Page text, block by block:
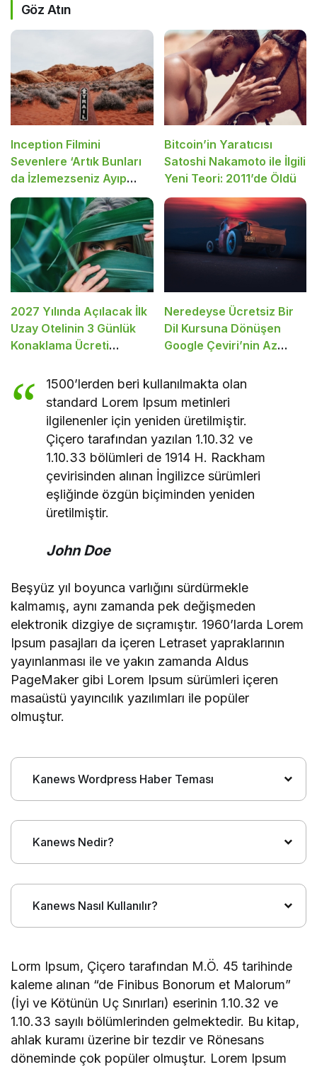
Göz Atın
Inception Filmini
Sevenlere ‘Artık Bunları
da İzlemezseniz Ayıp
Olur’ Dediğimiz 10 Film
Tavsiyesi
Bitcoin’in Yaratıcısı
Satoshi Nakamoto ile İlgili
Yeni Teori: 2011’de Öldü
2027 Yılında Açılacak İlk
Uzay Otelinin 3 Günlük
Konaklama Ücreti
Neredeyse Ücretsiz Bir
Dil Kursuna Dönüşen
Google Çeviri’nin Az
1500’lerden beri kullanılmakta olan
standard Lorem Ipsum metinleri
ilgilenenler için yeniden üretilmiştir.
Çiçero tarafından yazılan 1.10.32 ve
1.10.33 bölümleri de 1914 H. Rackham
çevirisinden alınan İngilizce sürümleri
eşliğinde özgün biçiminden yeniden
üretilmiştir.
John Doe
Beşyüz yıl boyunca varlığını sürdürmekle
kalmamış, aynı zamanda pek değişmeden
elektronik dizgiye de sıçramıştır. 1960’larda Lorem
Ipsum pasajları da içeren Letraset yapraklarının
yayınlanması ile ve yakın zamanda Aldus
PageMaker gibi Lorem Ipsum sürümleri içeren
masaüstü yayıncılık yazılımları ile popüler
olmuştur.
Kanews Wordpress Haber Teması
Kanews Nedir?
Kanews Nasıl Kullanılır?
Lorm Ipsum, Çiçero tarafından M.Ö. 45 tarihinde
kaleme alınan “de Finibus Bonorum et Malorum”
(İyi ve Kötünün Uç Sınırları) eserinin 1.10.32 ve
1.10.33 sayılı bölümlerinden gelmektedir. Bu kitap,
ahlak kuramı üzerine bir tezdir ve Rönesans
döneminde çok popüler olmuştur. Lorem Ipsum